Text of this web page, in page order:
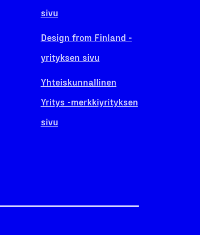
sivu
Design from Finland -
yrityksen sivu
Yhteiskunnallinen
Yritys -merkkiyrityksen
sivu